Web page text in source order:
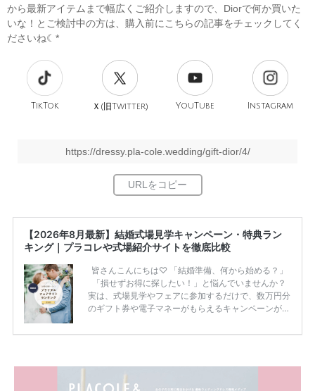
から最新アイテムまで幅広くご紹介しますので、Diorで何か買いた
いな！とご検討中の方は、購入前にこちらの記事をチェックしてく
ださいね☾*
TikTok Ｘ(旧Twitter) YouTube Instagram
https://dressy.pla-cole.wedding/gift-dior/4/
【2026年8月最新】結婚式場見学キャンペーン・特典ラン
キング｜プラコレや式場紹介サイトを徹底比較
皆さんこんにちは♡ 「結婚準備、何から始める？」
「損せずお得に探したい！」と悩んでいませんか？
実は、式場見学やフェアに参加するだけで、数万円分
のギフト券や電子マネーがもらえるキャンペーンがあ
ため、比較せずに選ぶと損をしてしまうことも……。
内容：特典金額・条件・応募方法・注意点 「どこが